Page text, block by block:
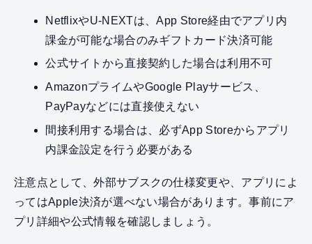
NetflixやU-NEXTは、App Store経由でアプリ内
課金が可能な場合のみギフトカード決済可能
公式サイトから直接契約した場合は利用不可
AmazonプライムやGoogle Playサービス、
PayPayなどには直接使えない
間接利用する場合は、必ずApp Storeからアプリ
内課金設定を行う必要がある
注意点として、外部サブスクの仕様変更や、アプリによ
ってはApple決済が選べない場合があります。事前にア
プリ詳細や公式情報を確認しましょう。